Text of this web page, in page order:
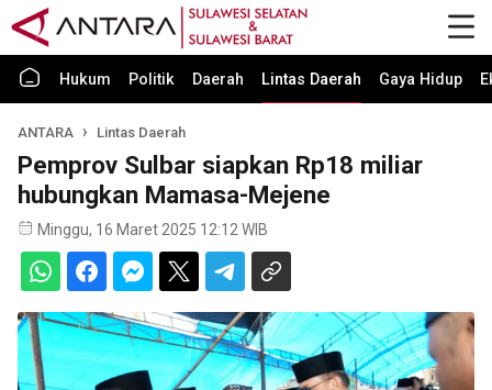
Hukum Politik Daerah Lintas Daerah Gaya Hidup
ANTARA Lintas Daerah
Pemprov Sulbar siapkan Rp18 miliar
hubungkan Mamasa-Mejene
Minggu, 16 Maret 2025 12:12 WIB